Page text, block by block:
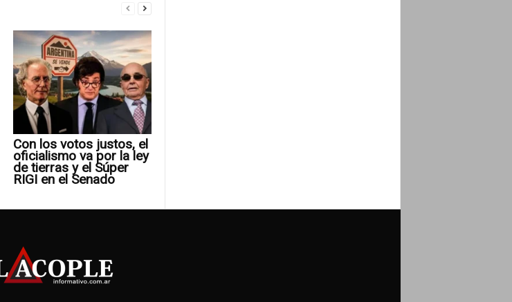
Con los votos justos, el
oficialismo va por la ley
de tierras y el Súper
RIGI en el Senado